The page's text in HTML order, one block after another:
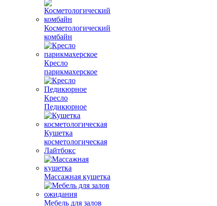
Косметологический
комбайн
Кресло
парикмахерское
Кресло
Педикюрное
Кушетка
косметологическая
Лайтбокс
Массажная кушетка
Мебель для залов